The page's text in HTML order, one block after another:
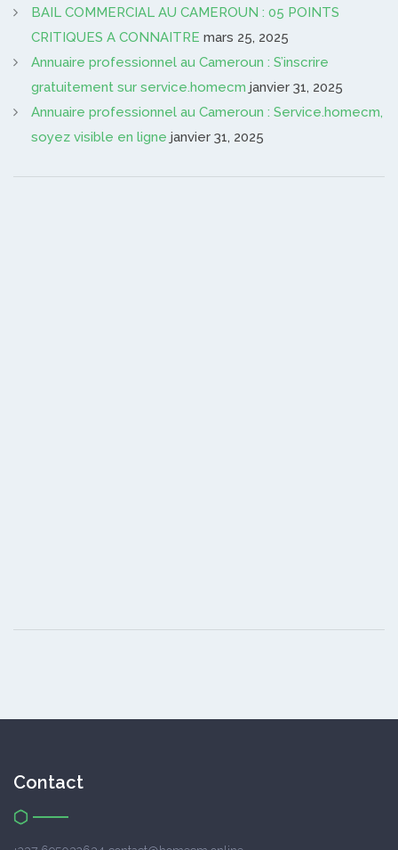
BAIL COMMERCIAL AU CAMEROUN : 05 POINTS
CRITIQUES A CONNAITRE mars 25, 2025
Annuaire professionnel au Cameroun : S’inscrire
gratuitement sur service.homecm janvier 31, 2025
Annuaire professionnel au Cameroun : Service.homecm,
soyez visible en ligne janvier 31, 2025
Contact